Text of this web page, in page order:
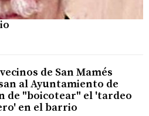
de San Mamés
al Ayuntamiento de
de "boicotear" el 'tardeo
en el barrio